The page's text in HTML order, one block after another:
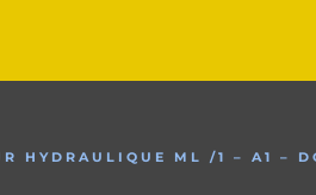
HYDRAULIQUE ML /1 – A1 –